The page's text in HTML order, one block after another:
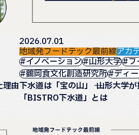
理由
2026.07.01
地域発フードテック最前線アカ
#イノベーション#山形大学#フ
#鶴岡食文化創造研究所#ディ
下水道は「宝の山」 ── 山形大学
「BISTRO下水道」とは